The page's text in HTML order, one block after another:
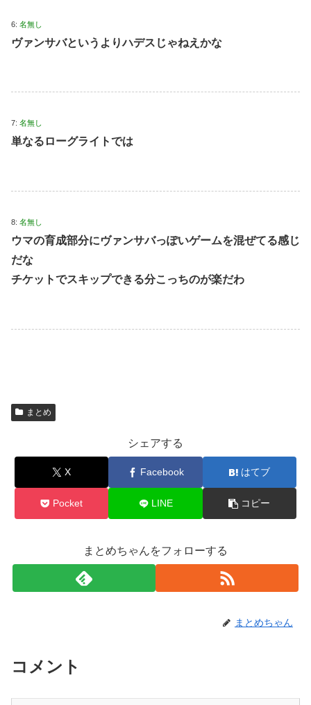
6: 名無し
ヴァンサバというよりハデスじゃねえかな
7: 名無し
単なるローグライトでは
8: 名無し
ウマの育成部分にヴァンサバっぽいゲームを混ぜてる感じ
だな
チケットでスキップできる分こっちのが楽だわ
まとめ
シェアする
X Facebook はてブ
Pocket LINE コピー
まとめちゃんをフォローする
まとめちゃん
コメント